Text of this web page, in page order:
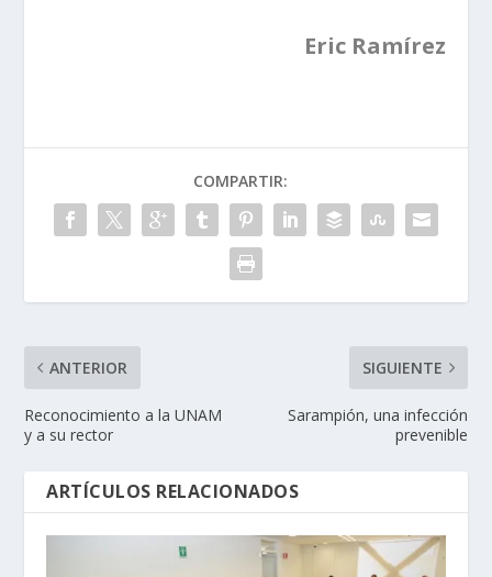
Eric Ramírez
COMPARTIR:
ANTERIOR
Reconocimiento a la UNAM
y a su rector
SIGUIENTE
Sarampión, una infección
prevenible
ARTÍCULOS RELACIONADOS